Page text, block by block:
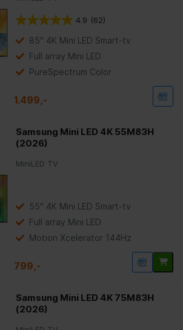
4.9 (62)
4.9
de
5
sterren.
62
85" 4K Mini LED Smart-tv
Full array Mini LED
PureSpectrum Color
1.499,-
Samsung Mini LED 4K 55M83H
(2026)
MiniLED TV
55" 4K Mini LED Smart-tv
Full array Mini LED
Motion Xcelerator 144Hz
799,-
Samsung Mini LED 4K 75M83H
(2026)